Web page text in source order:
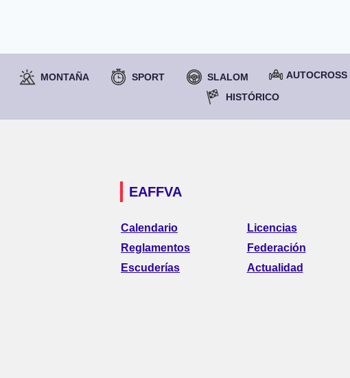
MONTAÑA SPORT SLALOM AUTOCROSS
HISTÓRICO
EAFFVA
Calendario
Reglamentos
Escuderías
Licencias
Federación
Actualidad